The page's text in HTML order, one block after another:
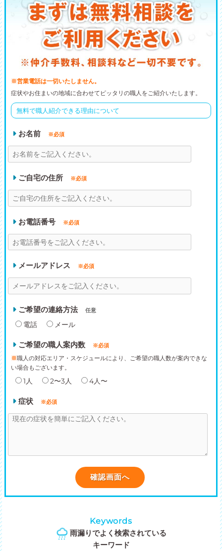
※営業電話は一切いたしません。
症状やお住まいの地域に合わせてピッタリの職人をご紹介いたします。
無料で職人紹介できる理由について
お名前 ※必須
ご自宅の住所 ※必須
お電話番号 ※必須
メールアドレス ※必須
ご希望の連絡方法 任意
電話 メール
ご希望の職人案内数 ※必須
※職人の対応エリア・スケジュールにより、ご希望の職人数が案内できな
い場合もございます。
1人 2〜3人 4人〜
症状 ※必須
雨漏りでよく検索されている
キーワード
Keywords